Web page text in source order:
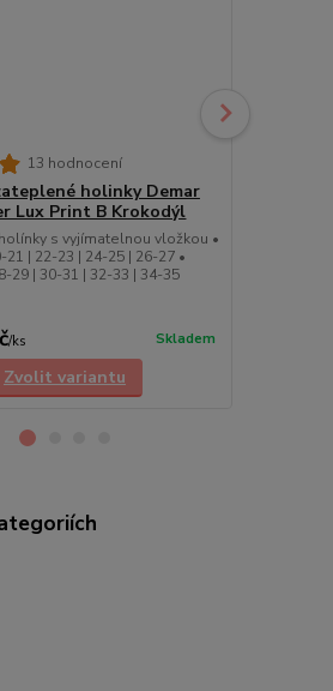
13 hodnocení
holinky Demar
Lux Print B Krokodýl
s vyjímatelnou vložkou •
21 | 22-23 | 24-25 | 26-27 •
29 | 30-31 | 32-33 | 34-35
/ks Skladem
Zvolit variantu